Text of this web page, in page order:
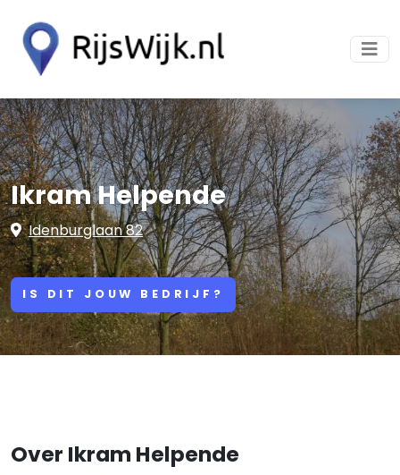
Ikram Helpende
Idenburglaan 82
IS DIT JOUW BEDRIJF?
Over Ikram Helpende